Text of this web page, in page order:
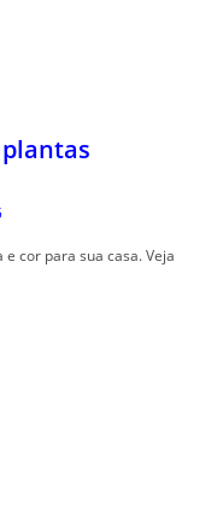
cor para sua casa. Veja